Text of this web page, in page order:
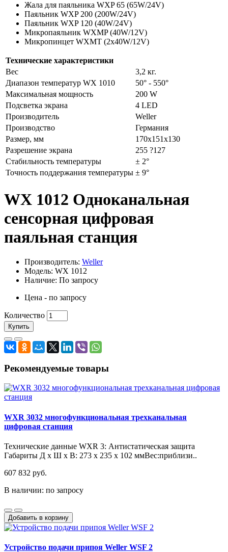
Жала для паяльника WXP 65 (65W/24V)
Паяльник WXP 200 (200W/24V)
Паяльник WXP 120 (40W/24V)
Микропаяльник WXMP (40W/12V)
Микропинцет WXMT (2x40W/12V)
Технические характеристики
Вес
3,2 кг.
Диапазон температур WX 1010
50° - 550°
Максимальная мощность
200 W
Подсветка экрана
4 LED
Производитель
Weller
Производство
Германия
Размер, мм
170х151х130
Разрешение экрана
255 ?127
Стабильность температуры
± 2°
Точность поддержания температуры ± 9°
WX 1012 Одноканальная
сенсорная цифровая
паяльная станция
Производитель: Weller
Модель: WX 1012
Наличие: По запросу
Цена - по запросу
Количество
Купить
Рекомендуемые товары
WXR 3032 многофункциональная трехканальная
цифровая станция
Технические данные WXR 3: Антистатическая защита
Габариты Д х Ш х В: 273 x 235 x 102 ммВес:приблизи..
607 832 руб.
В наличии: по запросу
Добавить в корзину
Устройство подачи припоя Weller WSF 2